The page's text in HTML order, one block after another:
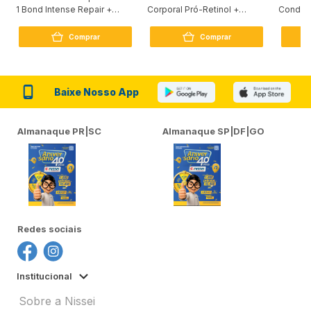
1 Bond Intense Repair +
Comprar
Corporal Pró-Retinol +
Comprar
Baixe Nosso App
Almanaque PR|SC Almanaque SP|DF|GO
Redes sociais
Institucional
Sobre a Nissei